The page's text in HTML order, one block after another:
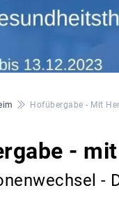
Hofübergabe - Mit
-
-